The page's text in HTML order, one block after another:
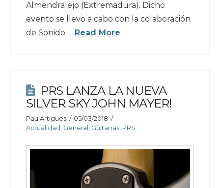
Almendralejo (Extremadura). Dicho
evento se llevo a cabo con la colaboración
de Sonido … Read More
PRS LANZA LA NUEVA
SILVER SKY JOHN MAYER!
Pau Artigues
05/03/2018
Actualidad General Guitarras, PRS